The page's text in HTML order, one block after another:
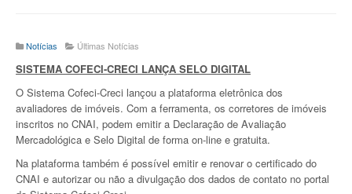
Notícias Últimas Notícias
SISTEMA COFECI-CRECI LANÇA SELO DIGITAL
O Sistema Cofeci-Creci lançou a plataforma eletrônica dos
avaliadores de imóveis. Com a ferramenta, os corretores de imóveis
inscritos no CNAI, podem emitir a Declaração de Avaliação
Mercadológica e Selo Digital de forma on-line e gratuita.
Na plataforma também é possível emitir e renovar o certificado do
CNAI e autorizar ou não a divulgação dos dados de contato no portal